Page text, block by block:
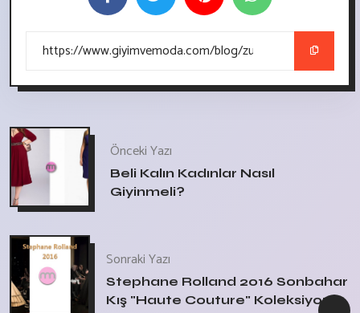
Önceki Yazı
Beli Kalın Kadınlar Nasıl
Giyinmeli?
Sonraki Yazı
Stephane Rolland 2016 Sonbahar
Kış "Haute Couture" Koleksiyonu